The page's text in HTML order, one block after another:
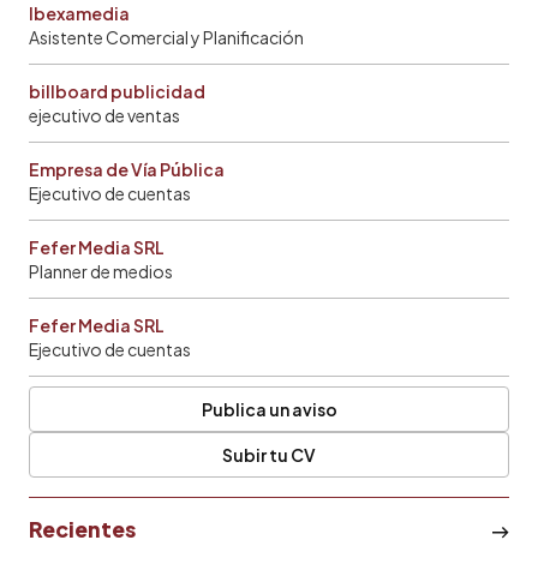
Ibexamedia
Asistente Comercial y Planificación
billboard publicidad
ejecutivo de ventas
Empresa de Vía Pública
Ejecutivo de cuentas
Fefer Media SRL
Planner de medios
Fefer Media SRL
Ejecutivo de cuentas
Publica un aviso
Subir tu CV
Recientes